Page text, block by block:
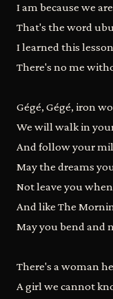
I am because we are
That's the word
I learned this
There's no me
Gégé, Gégé, iron
We will walk in
And follow your
May the dreams
Not leave you
And like The
May you bend and
There's a woman
A girl we cannot